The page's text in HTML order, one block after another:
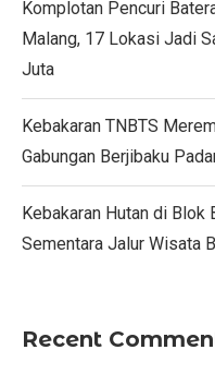
Komplotan Pencuri
Malang, 17 Lokasi Jadi
Juta
Kebakaran TNBTS
Gabungan Berjibaku
Kebakaran Hutan di Blok
Sementara Jalur Wisata
Recent